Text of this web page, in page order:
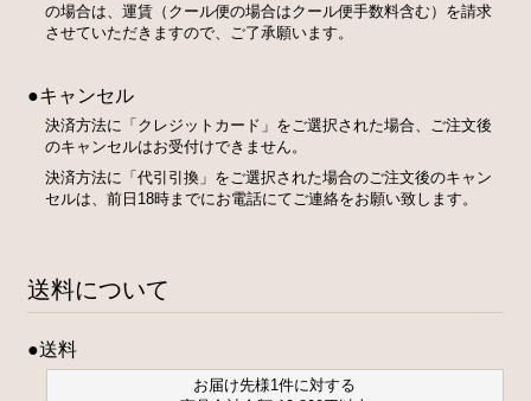
の場合は、運賃（クール便の場合はクール便手数料含む）を請求
させていただきますので、ご了承願います。
●キャンセル
決済方法に「クレジットカード」をご選択された場合、ご注文後
のキャンセルはお受付けできません。
決済方法に「代引引換」をご選択された場合のご注文後のキャン
セルは、前日18時までにお電話にてご連絡をお願い致します。
送料について
●送料
お届け先様1件に対する